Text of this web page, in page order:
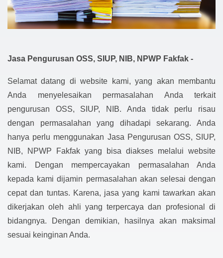
Jasa Pengurusan OSS, SIUP, NIB, NPWP Fakfak -
Selamat datang di website kami, yang akan membantu
Anda menyelesaikan permasalahan Anda terkait
pengurusan OSS, SIUP, NIB. Anda tidak perlu risau
dengan permasalahan yang dihadapi sekarang. Anda
hanya perlu menggunakan Jasa Pengurusan OSS, SIUP,
NIB, NPWP Fakfak yang bisa diakses melalui website
kami. Dengan mempercayakan permasalahan Anda
kepada kami dijamin permasalahan akan selesai dengan
cepat dan tuntas. Karena, jasa yang kami tawarkan akan
dikerjakan oleh ahli yang terpercaya dan profesional di
bidangnya. Dengan demikian, hasilnya akan maksimal
sesuai keinginan Anda.